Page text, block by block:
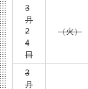
3
月
2
4
日
（火）
3
月